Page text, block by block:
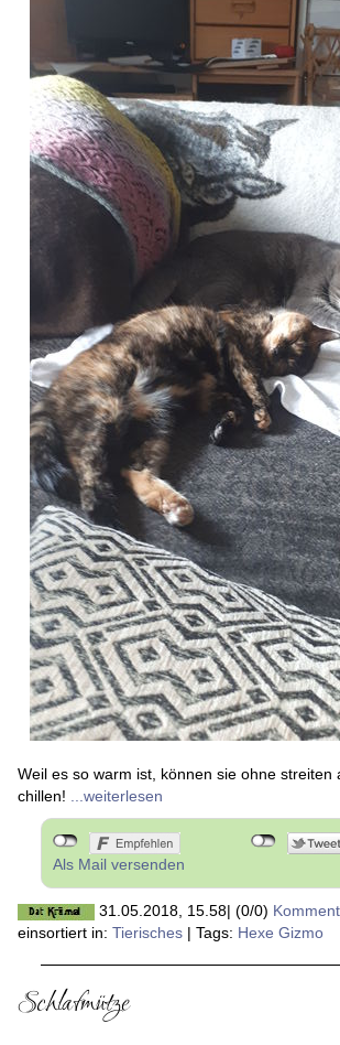
Weil es so warm ist, können sie ohne streiten
chillen! ...weiterlesen
Als Mail versenden
31.05.2018, 15.58| (0/0)
einsortiert in: Tierisches | Tags: Hexe Gizmo
Schlafmütze